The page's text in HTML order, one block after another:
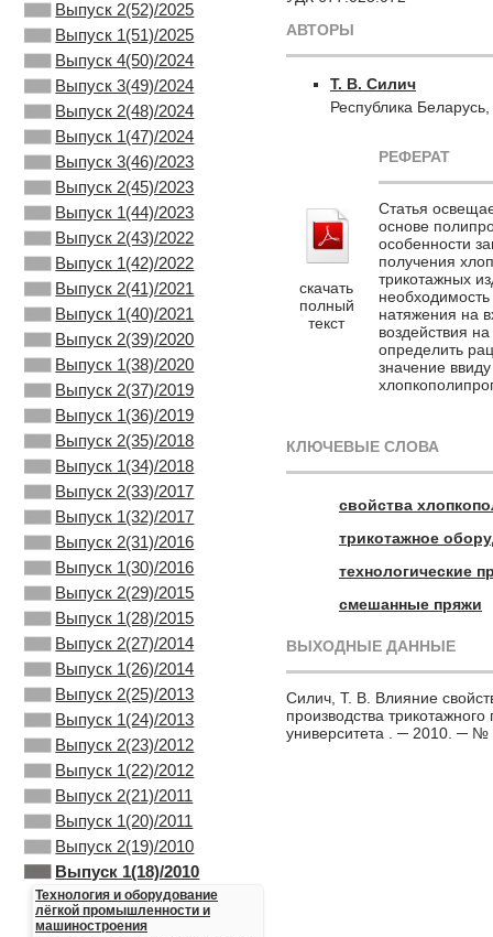
Выпуск 2(52)/2025
Выпуск 1(51)/2025
Выпуск 4(50)/2024
Выпуск 3(49)/2024
Выпуск 2(48)/2024
Выпуск 1(47)/2024
Выпуск 3(46)/2023
Выпуск 2(45)/2023
Выпуск 1(44)/2023
Выпуск 2(43)/2022
Выпуск 1(42)/2022
Выпуск 2(41)/2021
Выпуск 1(40)/2021
Выпуск 2(39)/2020
Выпуск 1(38)/2020
Выпуск 2(37)/2019
Выпуск 1(36)/2019
Выпуск 2(35)/2018
Выпуск 1(34)/2018
Выпуск 2(33)/2017
Выпуск 1(32)/2017
Выпуск 2(31)/2016
Выпуск 1(30)/2016
Выпуск 2(29)/2015
Выпуск 1(28)/2015
Выпуск 2(27)/2014
Выпуск 1(26)/2014
Выпуск 2(25)/2013
Выпуск 1(24)/2013
Выпуск 2(23)/2012
Выпуск 1(22)/2012
Выпуск 2(21)/2011
Выпуск 1(20)/2011
Выпуск 2(19)/2010
Выпуск 1(18)/2010
Технология и оборудование
лёгкой промышленности и
машиностроения
АВТОРЫ
Т. В. Силич
Республика
скачать
полный
текст
РЕФЕРАТ
Статья
основе
особенности
получения
трикотажных
натяжения на
воздействия
определить
значение
КЛЮЧЕВЫЕ СЛОВА
свойства
трикотажное
технологические
смешанные пряжи
ВЫХОДНЫЕ ДАННЫЕ
Силич, Т. В. Влияние
производства
университета . ─ 2010. ─